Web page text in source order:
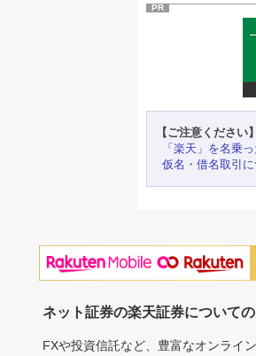
PR
【ご注意ください】
「楽天」を名乗
仮名・借名取引
ネット証券の楽天証券について
FXや投資信託など、豊富なオンライ